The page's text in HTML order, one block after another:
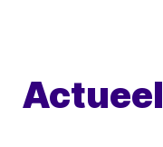
Actueel